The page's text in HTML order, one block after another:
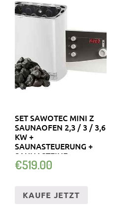
SET SAWOTEC MINI Z
SAUNAOFEN 2,3 / 3 / 3,6
KW +
SAUNASTEUERUNG +
SAUNASTEINE
€519.00
KAUFE JETZT